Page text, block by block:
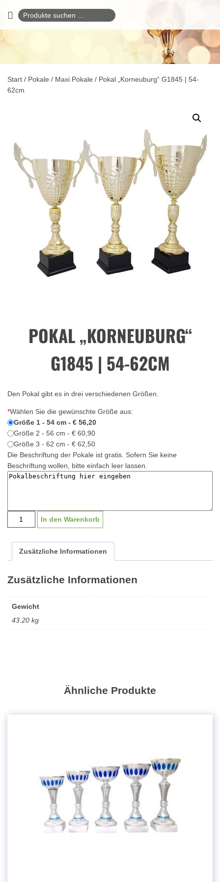
Suchen
nach:
Start / Pokale / Maxi Pokale / Pokal „Korneuburg“ G1845 | 54-
62cm
POKAL „KORNEUBURG“
G1845 | 54-62CM
Den Pokal gibt es in drei verschiedenen Größen.
*Wählen Sie die gewünschte Größe aus:
Größe 1 - 54 cm - € 56,20
Größe 2 - 56 cm - € 60,90
Größe 3 - 62 cm - € 62,50
Die Beschriftung der Pokale ist gratis. Sofern Sie keine
Beschriftung wollen, bitte einfach leer lassen.
Pokal
"Korneuburg"
54-
Menge
In den Warenkorb
Zusätzliche Informationen
Zusätzliche Informationen
Gewicht
43.20 kg
Ähnliche Produkte